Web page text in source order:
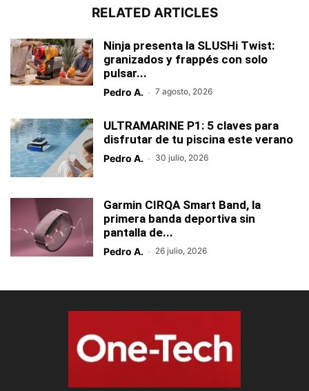
RELATED ARTICLES
Ninja presenta la SLUSHi Twist:
granizados y frappés con solo
pulsar...
Pedro A. - 7 agosto, 2026
ULTRAMARINE P1: 5 claves para
disfrutar de tu piscina este verano
Pedro A. - 30 julio, 2026
Garmin CIRQA Smart Band, la
primera banda deportiva sin
pantalla de...
Pedro A. - 26 julio, 2026